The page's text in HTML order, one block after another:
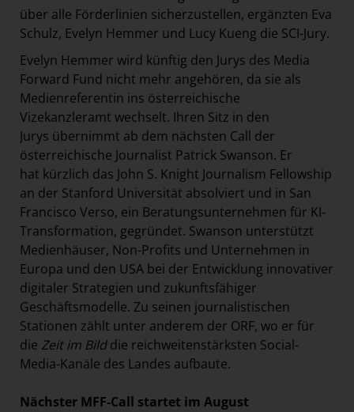
über alle Förderlinien sicherzustellen, ergänzten Eva
Schulz, Evelyn Hemmer und Lucy Kueng die SCI-Jury.
Evelyn Hemmer wird künftig den Jurys des Media
Forward Fund nicht mehr angehören, da sie als
Medienreferentin ins österreichische
Vizekanzleramt wechselt. Ihren Sitz in den
Jurys übernimmt ab dem nächsten Call der
österreichische Journalist Patrick Swanson. Er
hat kürzlich das John S. Knight Journalism Fellowship
an der Stanford Universität absolviert und in San
Francisco Verso, ein Beratungsunternehmen für KI-
Transformation, gegründet. Swanson unterstützt
Medienhäuser, Non-Profits und Unternehmen in
Europa und den USA bei der Entwicklung innovativer
digitaler Strategien und zukunftsfähiger
Geschäftsmodelle. Zu seinen journalistischen
Stationen zählt unter anderem der ORF, wo er für
die Zeit im Bilddie reichweitenstärksten Social-
Media-Kanäle des Landes aufbaute.
Nächster MFF-Call startet im August